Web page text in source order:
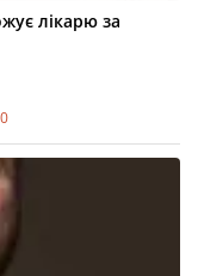
лікарю за
0